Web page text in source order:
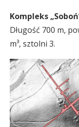
Kompleks
Długość 700 m,
m³, sztolni 3.